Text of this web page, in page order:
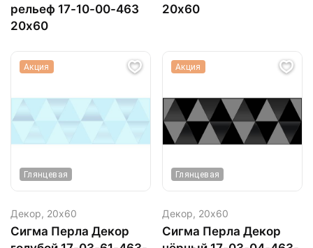
рельеф 17-10-00-463
20х60
20х60
Акция
Глянцевая
Декор, 20х60
Сигма Перла Декор
Акция
Глянцевая
Декор, 20х60
Сигма Перла Декор